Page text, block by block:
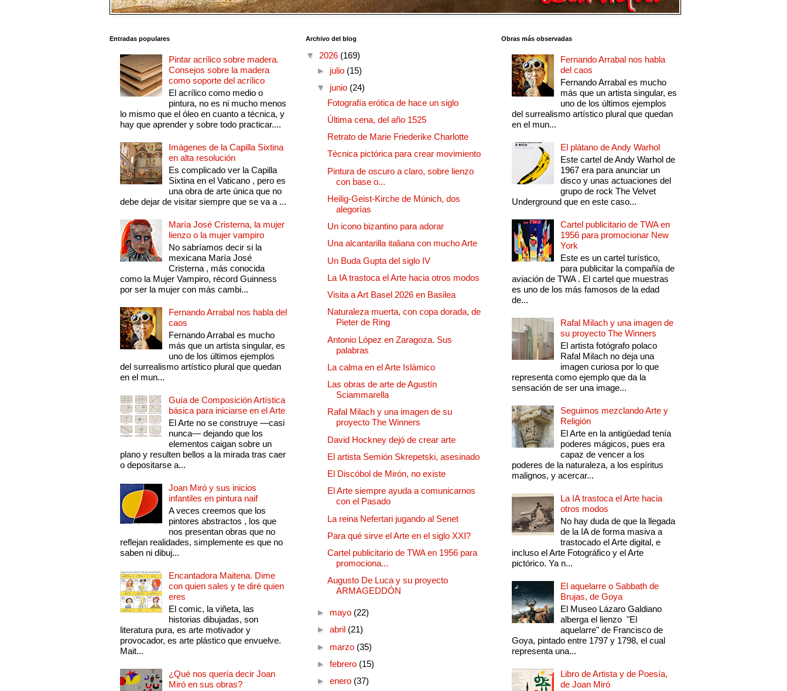
Entradas populares
Pintar acrílico sobre madera.
Consejos sobre la madera
como soporte del acrílico
El acrílico como medio o
pintura, no es ni mucho menos
lo mismo que el óleo en cuanto a técnica, y
hay que aprender y sobre todo practicar....
Imágenes de la Capilla Sixtina
en alta resolución
Es complicado ver la Capilla
Sixtina en el Vaticano , pero es
una obra de arte única que no
debe dejar de visitar siempre que se va a ...
María José Cristerna, la mujer
lienzo o la mujer vampiro
No sabríamos decir si la
mexicana María José
Cristerna , más conocida
como la Mujer Vampiro, récord Guinness
por ser la mujer con más cambi...
Fernando Arrabal nos habla del
caos
Fernando Arrabal es mucho
más que un artista singular, es
uno de los últimos ejemplos
del surrealismo artístico plural que quedan
en el mun...
Guía de Composición Artística
básica para iniciarse en el Arte
El Arte no se construye —casi
nunca— dejando que los
elementos caigan sobre un
plano y resulten bellos a la mirada tras caer
o depositarse a...
Joan Miró y sus inicios
infantiles en pintura naif
A veces creemos que los
pintores abstractos , los que
nos presentan obras que no
reflejan realidades, simplemente es que no
saben ni dibuj...
Encantadora Maitena. Dime
con quien sales y te diré quien
eres
El comic, la viñeta, las
historias dibujadas, son
literatura pura, es arte motivador y
provocador, es arte plástico que envuelve.
Mait...
¿Qué nos quería decir Joan
Miró en sus obras?
Archivo del blog
▼ 2026 (169)
► julio (15)
▼ junio (24)
Fotografía erótica de hace un siglo
Última cena, del año 1525
Retrato de Marie Friederike Charlotte
Técnica pictórica para crear movimiento
Pintura de oscuro a claro, sobre lienzo
con base o...
Heilig-Geist-Kirche de Múnich, dos
alegorías
Un icono bizantino para adorar
Una alcantarilla italiana con mucho Arte
Un Buda Gupta del siglo IV
La IA trastoca el Arte hacia otros modos
Visita a Art Basel 2026 en Basilea
Naturaleza muerta, con copa dorada, de
Pieter de Ring
Antonio López en Zaragoza. Sus
palabras
La calma en el Arte Islámico
Las obras de arte de Agustín
Sciammarella
Rafal Milach y una imagen de su
proyecto The Winners
David Hockney dejó de crear arte
El artista Semión Skrepetski, asesinado
El Discóbol de Mirón, no existe
El Arte siempre ayuda a comunicarnos
con el Pasado
La reina Nefertari jugando al Senet
Para qué sirve el Arte en el siglo XXI?
Cartel publicitario de TWA en 1956 para
promociona...
Augusto De Luca y su proyecto
ARMAGEDDÓN
► mayo (22)
► abril (21)
► marzo (35)
► febrero (15)
► enero (37)
Obras más observadas
Fernando Arrabal nos habla
del caos
Fernando Arrabal es mucho
más que un artista singular, es
uno de los últimos ejemplos
del surrealismo artístico plural que quedan
en el mun...
El plátano de Andy Warhol
Este cartel de Andy Warhol de
1967 era para anunciar un
disco y unas actuaciones del
grupo de rock The Velvet
Underground que en este caso...
Cartel publicitario de TWA en
1956 para promocionar New
York
Este es un cartel turístico,
para publicitar la compañía de
aviación de TWA . El cartel que muestras
es uno de los más famosos de la edad
de...
Rafal Milach y una imagen de
su proyecto The Winners
El artista fotógrafo polaco
Rafal Milach no deja una
imagen curiosa por lo que
representa como ejemplo que da la
sensación de ser una image...
Seguimos mezclando Arte y
Religión
El Arte en la antigüedad tenía
poderes mágicos, pues era
capaz de vencer a los
poderes de la naturaleza, a los espíritus
malignos, y acercar...
La IA trastoca el Arte hacia
otros modos
No hay duda de que la llegada
de la IA de forma masiva a
trastocado el Arte digital, e
incluso el Arte Fotográfico y el Arte
pictórico. Ya n...
El aquelarre o Sabbath de
Brujas, de Goya
El Museo Lázaro Galdiano
alberga el lienzo "El
aquelarre" de Francisco de
Goya, pintado entre 1797 y 1798, el cual
representa una...
Libro de Artista y de Poesía,
de Joan Miró